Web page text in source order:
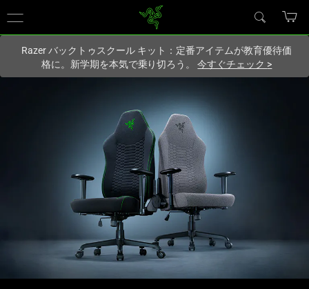
サイトにアクセスしています.
Razer バックトゥスクール キット：定番アイテムが教育優待価
格に。新学期を本気で乗り切ろう。今すぐチェック >